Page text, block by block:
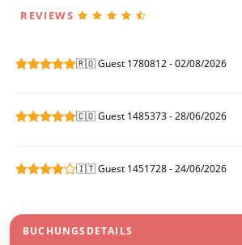
REVIEWS
🇷🇴 Guest 1780812 - 02/08/2026
🇨🇴 Guest 1485373 - 28/06/2026
🇮🇹 Guest 1451728 - 24/06/2026
BUCHUNGSDETAILS